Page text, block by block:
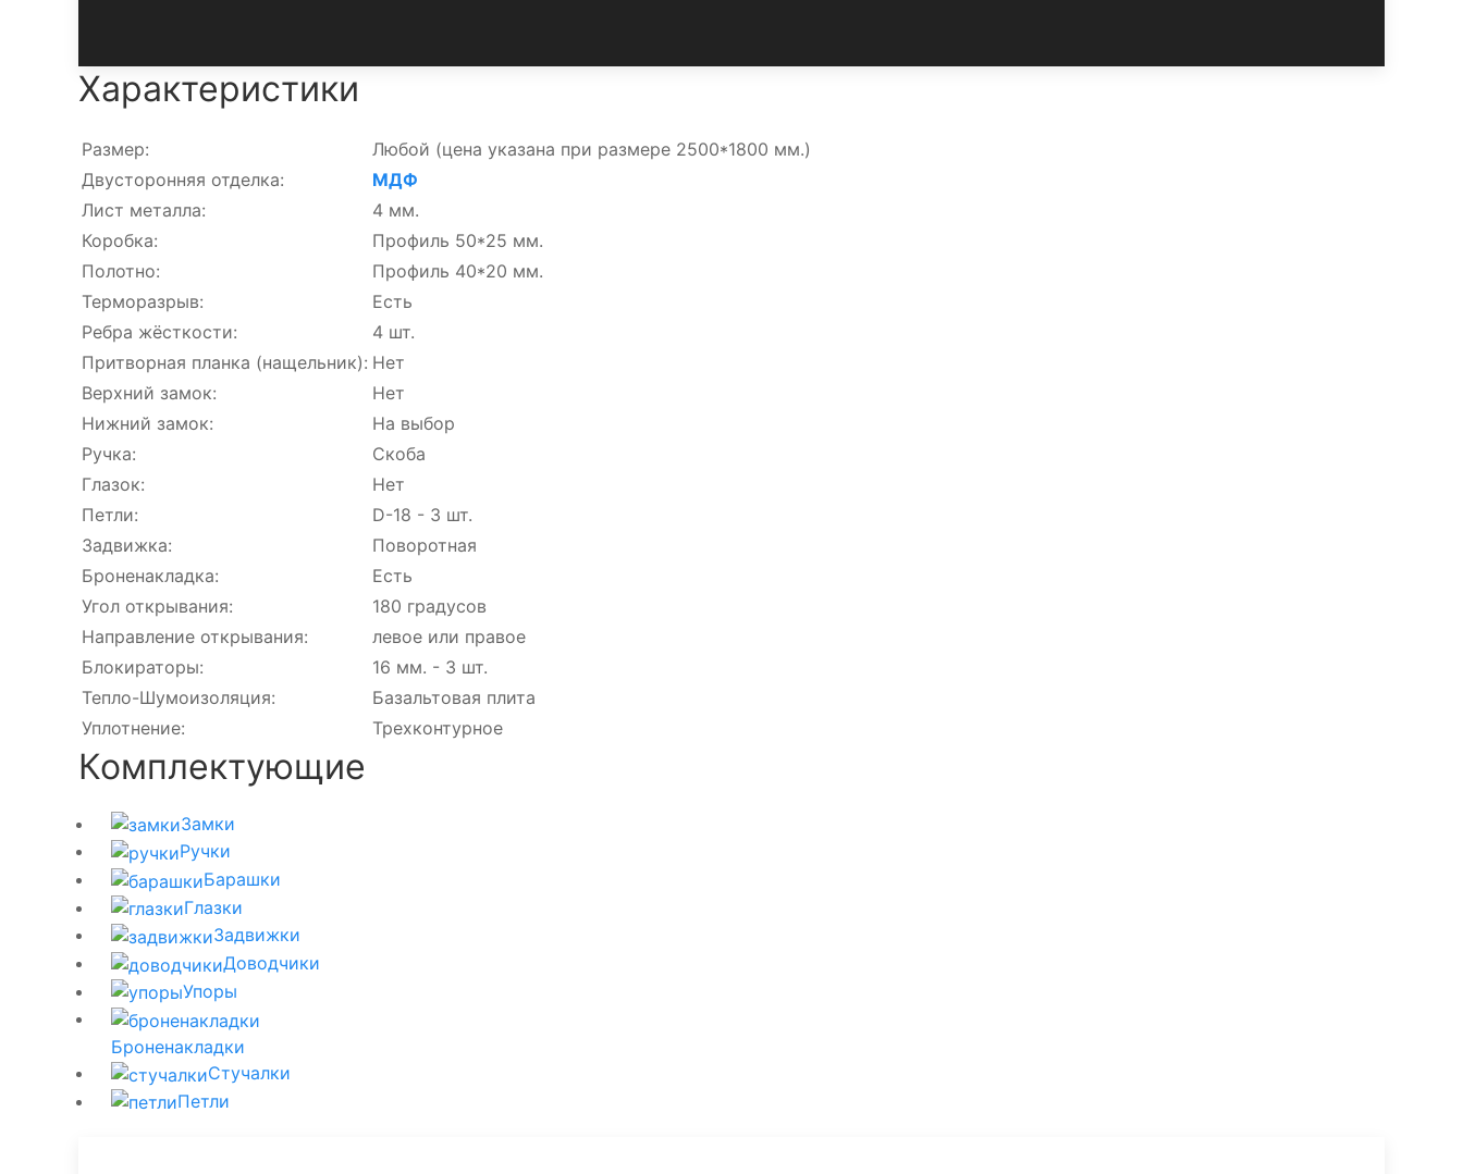
Характеристики
Размер: Любой (цена указана при размере 2500*1800 мм.)
Двусторонняя отделка:
МДФ
Лист металла:
4 мм.
Коробка:
Профиль 50*25 мм.
Полотно:
Профиль 40*20 мм.
Терморазрыв:
Есть
Ребра жёсткости:
4 шт.
Притворная планка (нащельник): Нет
Верхний замок:
Нет
Нижний замок:
На выбор
Ручка:
Скоба
Глазок:
Нет
Петли:
D-18 - 3 шт.
Задвижка:
Поворотная
Броненакладка:
Есть
Угол открывания:
180 градусов
Направление открывания:
левое или правое
Блокираторы:
16 мм. - 3 шт.
Тепло-Шумоизоляция:
Базальтовая плита
Уплотнение:
Трехконтурное
Комплектующие
Замки
Ручки
Барашки
Глазки
Задвижки
Доводчики
Упоры
Броненакладки
Стучалки
Петли